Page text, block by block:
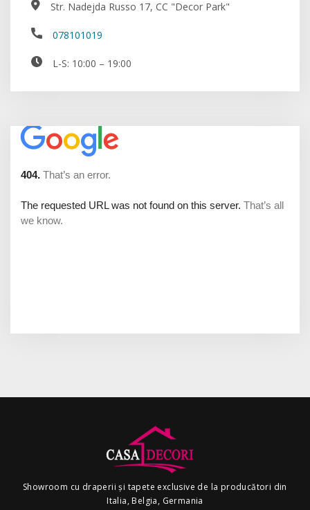
Str. Nadejda Russo 17, CC "Decor Park"
078101019
L-S: 10:00 – 19:00
Showroom cu draperii și tapete exclusive de la producători din
Italia, Belgia, Germania